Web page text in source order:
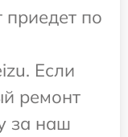
приедет по
Если
ремонт
за наш